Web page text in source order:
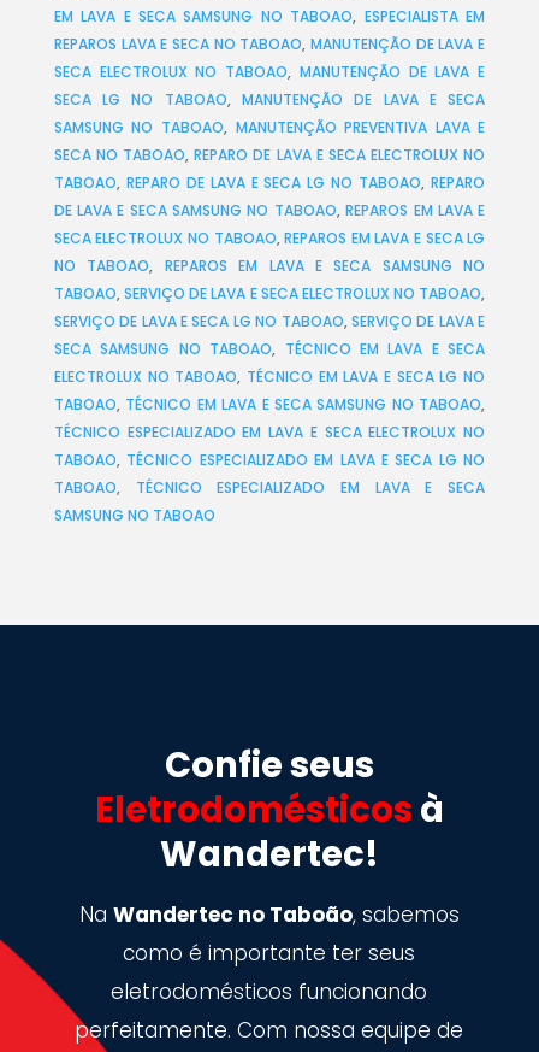
EM LAVA E SECA SAMSUNG NO TABOAO, ESPECIALISTA EM
REPAROS LAVA E SECA NO TABOAO,MANUTENÇÃO DE LAVA E
SECA ELECTROLUX NO TABOAO, MANUTENÇÃO DE LAVA E
SECA LG NO TABOAO,MANUTENÇÃO DE LAVA E SECA
SAMSUNG NO TABOAO, MANUTENÇÃO PREVENTIVA LAVA E
SECA NO TABOAO,REPARO DE LAVA E SECA ELECTROLUX NO
TABOAO, REPARO DE LAVA E SECA LG NO TABOAO,REPARO
DE LAVA E SECA SAMSUNG NO TABOAO,REPAROS EM LAVA E
SECA ELECTROLUX NO TABOAO,REPAROS EM LAVA E SECA LG
NO TABOAO, REPAROS EM LAVA E SECA SAMSUNG NO
TABOAO,SERVIÇO DE LAVA E SECA ELECTROLUX NO TABOAO,
SERVIÇO DE LAVA E SECA LG NO TABOAO,SERVIÇO DE LAVA E
SECA SAMSUNG NO TABOAO, TÉCNICO EM LAVA E SECA
ELECTROLUX NO TABOAO, TÉCNICO EM LAVA E SECA LG NO
TABOAO, TÉCNICO EM LAVA E SECA SAMSUNG NO TABOAO,
TÉCNICO ESPECIALIZADO EM LAVA E SECA ELECTROLUX NO
TABOAO, TÉCNICO ESPECIALIZADO EM LAVA E SECA LG NO
TABOAO, TÉCNICO ESPECIALIZADO EM LAVA E SECA
SAMSUNG NO TABOAO
Confie seus
Eletrodomésticos à
Wandertec!
Na Wandertec no Taboão, sabemos
como é importante ter seus
eletrodomésticos funcionando
perfeitamente. Com nossa equipe de